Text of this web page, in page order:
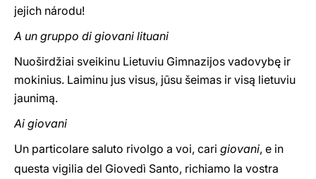
jejich národu!
A un gruppo di giovani lituani
Nuoširdžiai sveikinu Lietuviu Gimnazijos vadovybę ir
mokinius. Laiminu jus visus, jūsu šeimas ir visą lietuviu
jaunimą.
Ai giovani
Un particolare saluto rivolgo a voi, cari giovani, e in
questa vigilia del Giovedì Santo, richiamo la vostra